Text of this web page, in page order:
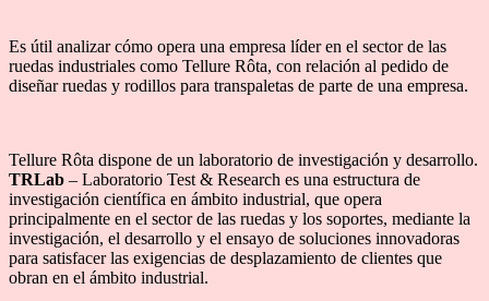
Es útil analizar cómo opera una empresa líder en el sector de las
ruedas industriales como Tellure Rôta, con relación al pedido de
diseñar ruedas y rodillos para transpaletas de parte de una empresa.
Tellure Rôta dispone de un laboratorio de investigación y desarrollo.
TRLab – Laboratorio Test & Research es una estructura de
investigación científica en ámbito industrial, que opera
principalmente en el sector de las ruedas y los soportes, mediante la
investigación, el desarrollo y el ensayo de soluciones innovadoras
para satisfacer las exigencias de desplazamiento de clientes que
obran en el ámbito industrial.